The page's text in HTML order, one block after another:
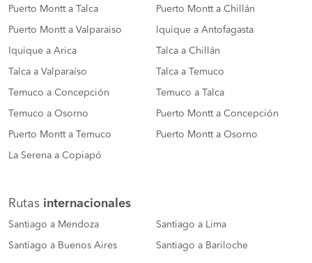
Puerto Montt a Talca Puerto Montt a Chillán
Puerto Montt a Valparaiso Iquique a Antofagasta
Iquique a Arica Talca a Chillán
Talca a Valparaíso Talca a Temuco
Temuco a Concepción Temuco a Talca
Temuco a Osorno Puerto Montt a Concepción
Puerto Montt a Temuco Puerto Montt a Osorno
La Serena a Copiapó
Rutas internacionales
Santiago a Mendoza Santiago a Lima
Santiago a Buenos Aires Santiago a Bariloche